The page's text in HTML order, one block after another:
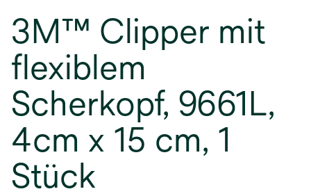
3M™ Clipper mit
flexiblem
Scherkopf, 9661L,
4cm x 15 cm, 1
Stück